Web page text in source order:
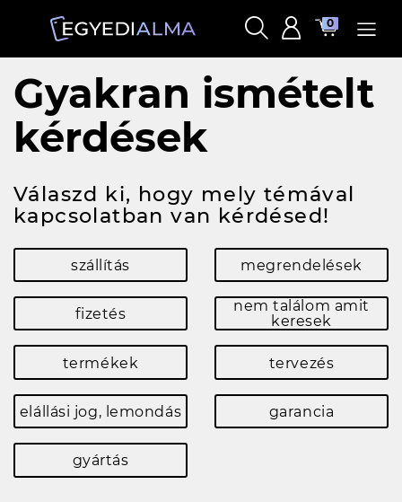
0
Gyakran ismételt
kérdések
Válaszd ki, hogy mely témával
kapcsolatban van kérdésed!
szállítás megrendelések
fizetés
nem találom amit
keresek
termékek tervezés
elállási jog, lemondás garancia
gyártás